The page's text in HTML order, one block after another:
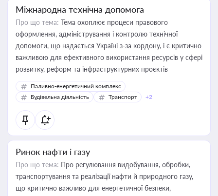
Міжнародна технічна допомога
Про що тема: Тема охоплює процеси правового
оформлення, адміністрування і контролю технічної
допомоги, що надається Україні з-за кордону, і є критично
важливою для ефективного використання ресурсів у сфері
розвитку, реформ та інфраструктурних проєктів
Паливно-енергетичний комплекс
Будівельна діяльність
Транспорт +2
Ринок нафти і газу
Про що тема: Про регулювання видобування, обробки,
транспортування та реалізації нафти й природного газу,
що критично важливо для енергетичної безпеки,